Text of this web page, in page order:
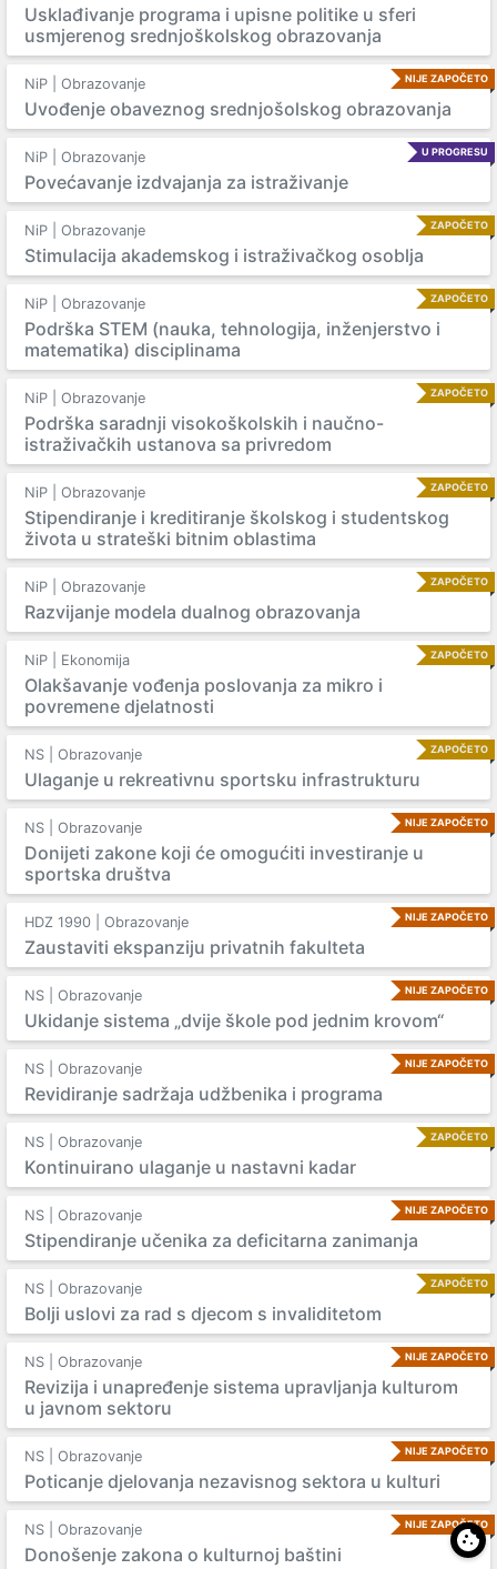
Usklađivanje programa i upisne politike u sferi
usmjerenog srednjoškolskog obrazovanja
NIJE ZAPOČETO
NiP | Obrazovanje
Uvođenje obaveznog srednjošolskog obrazovanja
U PROGRESU
NiP | Obrazovanje
Povećavanje izdvajanja za istraživanje
ZAPOČETO
NiP | Obrazovanje
Stimulacija akademskog i istraživačkog osoblja
ZAPOČETO
NiP | Obrazovanje
Podrška STEM (nauka, tehnologija, inženjerstvo i
matematika) disciplinama
ZAPOČETO
NiP | Obrazovanje
Podrška saradnji visokoškolskih i naučno-
istraživačkih ustanova sa privredom
ZAPOČETO
NiP | Obrazovanje
Stipendiranje i kreditiranje školskog i studentskog
života u strateški bitnim oblastima
ZAPOČETO
NiP | Obrazovanje
Razvijanje modela dualnog obrazovanja
ZAPOČETO
NiP | Ekonomija
Olakšavanje vođenja poslovanja za mikro i
povremene djelatnosti
ZAPOČETO
NS | Obrazovanje
Ulaganje u rekreativnu sportsku infrastrukturu
NIJE ZAPOČETO
NS | Obrazovanje
Donijeti zakone koji će omogućiti investiranje u
sportska društva
NIJE ZAPOČETO
HDZ 1990 | Obrazovanje
Zaustaviti ekspanziju privatnih fakulteta
NIJE ZAPOČETO
NS | Obrazovanje
Ukidanje sistema „dvije škole pod jednim krovom“
NIJE ZAPOČETO
NS | Obrazovanje
Revidiranje sadržaja udžbenika i programa
ZAPOČETO
NS | Obrazovanje
Kontinuirano ulaganje u nastavni kadar
NIJE ZAPOČETO
NS | Obrazovanje
Stipendiranje učenika za deficitarna zanimanja
ZAPOČETO
NS | Obrazovanje
Bolji uslovi za rad s djecom s invaliditetom
NIJE ZAPOČETO
NS | Obrazovanje
Revizija i unapređenje sistema upravljanja kulturom
u javnom sektoru
NIJE ZAPOČETO
NS | Obrazovanje
Poticanje djelovanja nezavisnog sektora u kulturi
NIJE ZAPOČETO
NS | Obrazovanje
Donošenje zakona o kulturnoj baštini